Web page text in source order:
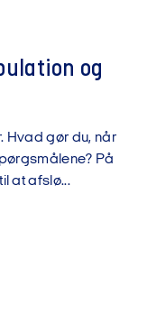
og
Hvad gør du, når
På
at afslø...